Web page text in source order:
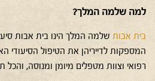
למה שלמה המלך?
בית אבות
המספקות לדייריהן את הטיפול הסיעודי
רפואי וצוות מטפלים מיומן ומנוסה,